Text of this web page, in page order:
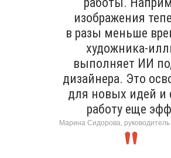
изображения
в разы меньше
художника-
выполняет ИИ
дизайнера. Это
для новых идей и
работу еще
Марина Сидорова,